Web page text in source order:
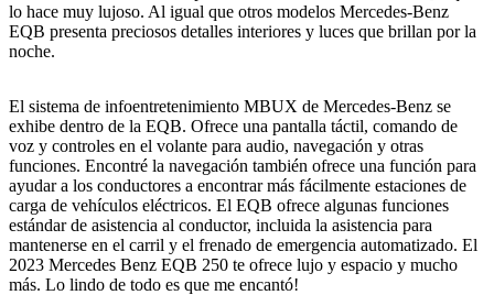
lo hace muy lujoso. Al igual que otros modelos Mercedes-Benz
EQB presenta preciosos detalles interiores y luces que brillan por la
noche.
El sistema de infoentretenimiento MBUX de Mercedes-Benz se
exhibe dentro de la EQB. Ofrece una pantalla táctil, comando de
voz y controles en el volante para audio, navegación y otras
funciones. Encontré la navegación también ofrece una función para
ayudar a los conductores a encontrar más fácilmente estaciones de
carga de vehículos eléctricos. El EQB ofrece algunas funciones
estándar de asistencia al conductor, incluida la asistencia para
mantenerse en el carril y el frenado de emergencia automatizado. El
2023 Mercedes Benz EQB 250 te ofrece lujo y espacio y mucho
más. Lo lindo de todo es que me encantó!